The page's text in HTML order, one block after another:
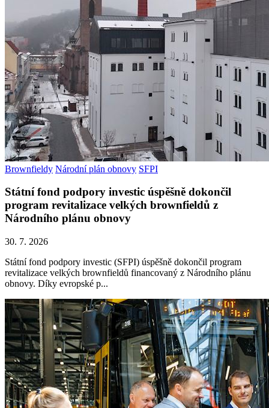
Brownfieldy Národní plán obnovy SFPI
Státní fond podpory investic úspěšně dokončil
program revitalizace velkých brownfieldů z
Národního plánu obnovy
30. 7. 2026
Státní fond podpory investic (SFPI) úspěšně dokončil program
revitalizace velkých brownfieldů financovaný z Národního plánu
obnovy. Díky evropské p...